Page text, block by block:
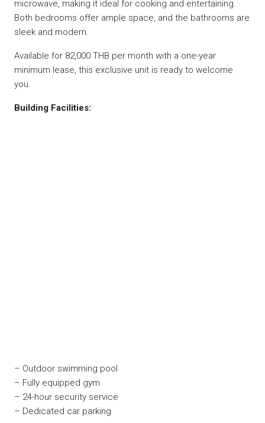
microwave, making it ideal for cooking and entertaining.
Both bedrooms offer ample space, and the bathrooms are
sleek and modern.
Available for 82,000 THB per month with a one-year
minimum lease, this exclusive unit is ready to welcome
you.
Building Facilities:
– Outdoor swimming pool
– Fully equipped gym
– 24-hour security service
– Dedicated car parking